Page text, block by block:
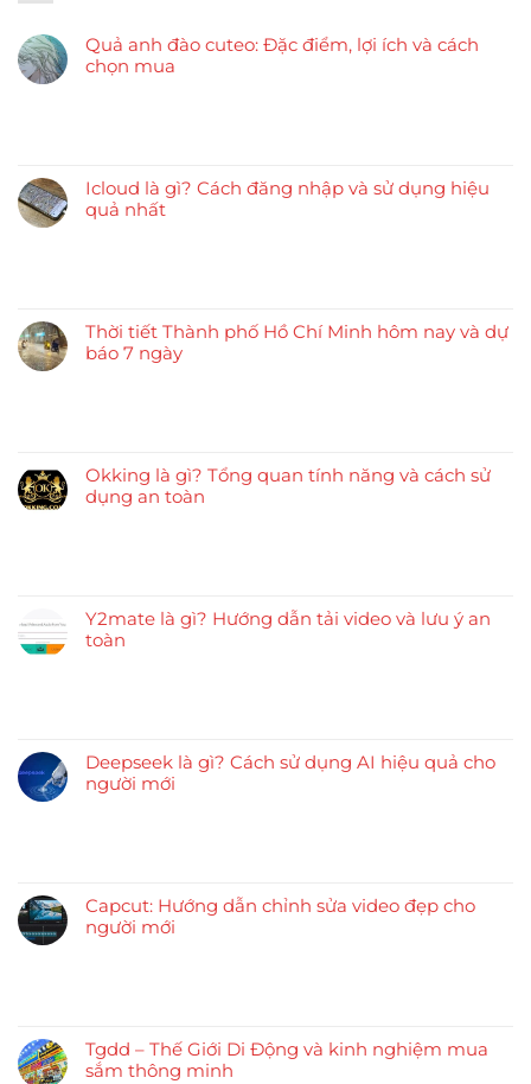
Quả anh đào cuteo: Đặc điểm, lợi ích và cách
chọn mua
Icloud là gì? Cách đăng nhập và sử dụng hiệu
quả nhất
Thời tiết Thành phố Hồ Chí Minh hôm nay và dự
báo 7 ngày
Okking là gì? Tổng quan tính năng và cách sử
dụng an toàn
Y2mate là gì? Hướng dẫn tải video và lưu ý an
toàn
Deepseek là gì? Cách sử dụng AI hiệu quả cho
người mới
Capcut: Hướng dẫn chỉnh sửa video đẹp cho
người mới
Tgdd – Thế Giới Di Động và kinh nghiệm mua
sắm thông minh